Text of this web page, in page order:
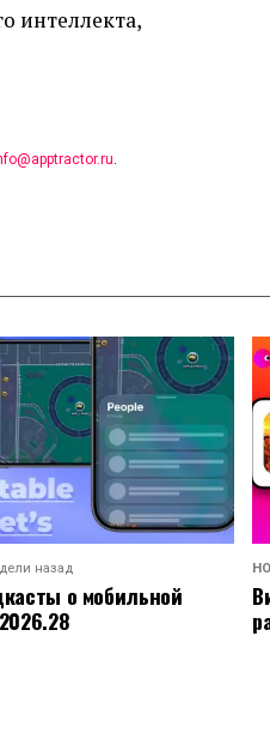
интеллекта,
.
назад
о мобильной